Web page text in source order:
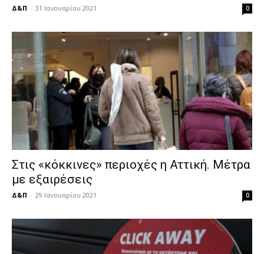
Δ&Π - 31 Ιανουαρίου 2021 0
Στις «κόκκινες» περιοχές η Αττική. Μέτρα
με εξαιρέσεις
Δ&Π - 29 Ιανουαρίου 2021 0